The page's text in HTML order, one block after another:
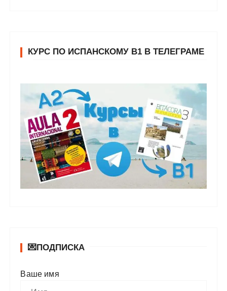
КУРС ПО ИСПАНСКОМУ В1 В ТЕЛЕГРАМЕ
💌ПОДПИСКА
Ваше имя